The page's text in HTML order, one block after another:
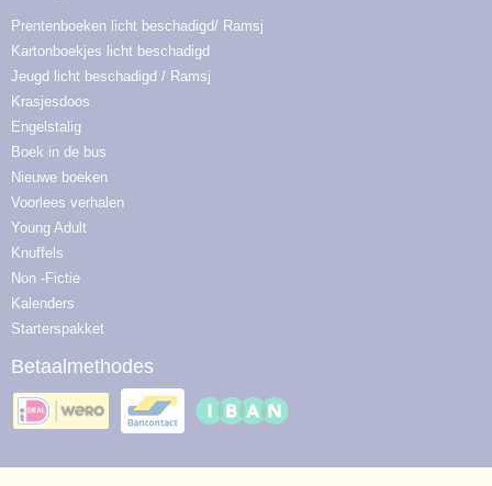
Prentenboeken licht beschadigd/ Ramsj
Kartonboekjes licht beschadigd
Jeugd licht beschadigd / Ramsj
Krasjesdoos
Engelstalig
Boek in de bus
Nieuwe boeken
Voorlees verhalen
Young Adult
Knuffels
Non -Fictie
Kalenders
Starterspakket
Betaalmethodes